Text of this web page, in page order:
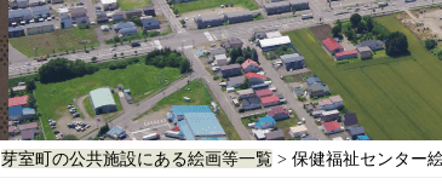
芽室町の公共施設にある絵画等一覧 > 保健福祉センター